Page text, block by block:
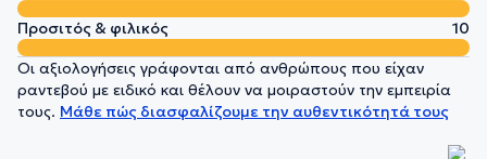
Προσιτός & φιλικός
10
Οι αξιολογήσεις γράφονται από ανθρώπους που είχαν
ραντεβού με ειδικό και θέλουν να μοιραστούν την εμπειρία
τους. Μάθε πώς διασφαλίζουμε την αυθεντικότητά τους